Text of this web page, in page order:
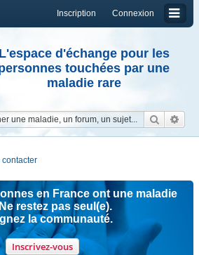
Connexion
Inscription
L'espace d'échange pour les
touchées par une
maladie rare
contacter
en France ont une maladie
restez pas seul(e).
la communauté.
Inscrivez-vous